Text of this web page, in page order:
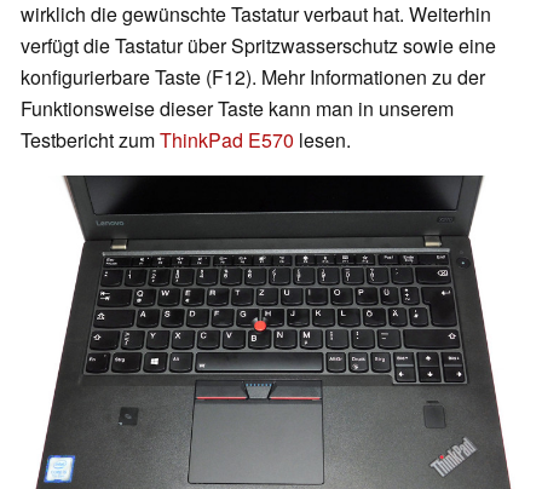
wirklich die gewünschte Tastatur verbaut hat. Weiterhin
verfügt die Tastatur über Spritzwasserschutz sowie eine
konfigurierbare Taste (F12). Mehr Informationen zu der
Funktionsweise dieser Taste kann man in unserem
Testbericht zumThinkPad E570 lesen.